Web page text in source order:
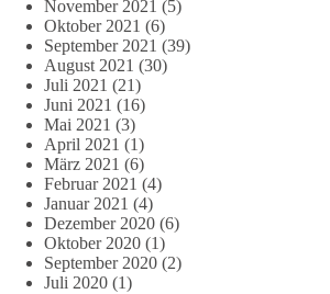
November 2021 (5)
Oktober 2021 (6)
September 2021 (39)
August 2021 (30)
Juli 2021 (21)
Juni 2021 (16)
Mai 2021 (3)
April 2021 (1)
März 2021 (6)
Februar 2021 (4)
Januar 2021 (4)
Dezember 2020 (6)
Oktober 2020 (1)
September 2020 (2)
Juli 2020 (1)